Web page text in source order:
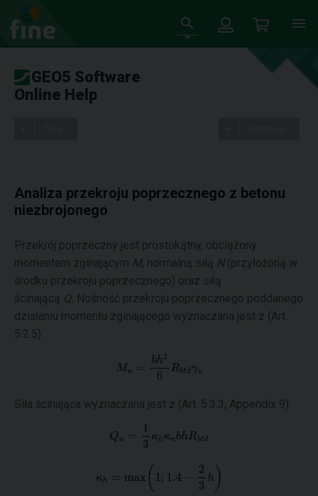
GEO5 Software
Online Help
Analiza przekroju poprzecznego z betonu
niezbrojonego
Przekrój poprzeczny jest prostokątny, obciążony
momentem zginającym M, normalną siłą N(przyłożoną w
środku przekroju poprzecznego) oraz siłą
ścinającą Q Nośność przekroju poprzecznego poddanego
działaniu momentu zginającego wyznaczana jest z (Art.
5.2.5):
Siła ścinająca wyznaczana jest z (Art. 5.3.3, Appendix 9):